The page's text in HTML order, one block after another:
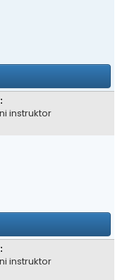
instruktor
instruktor